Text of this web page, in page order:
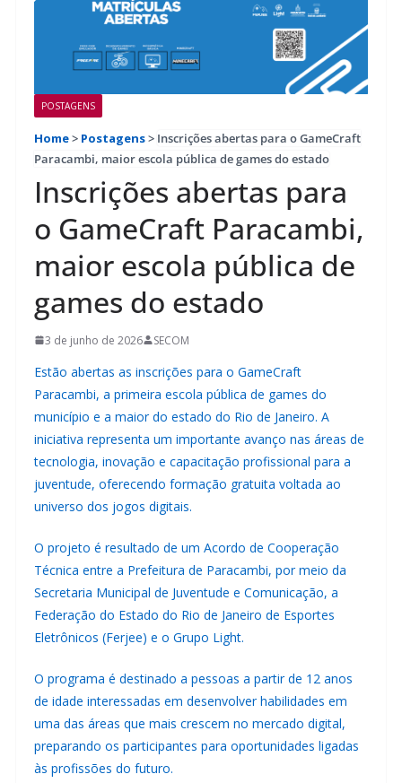
POSTAGENS
Home> Postagens> Inscrições abertas para o GameCraft
Paracambi, maior escola pública de games do estado
Inscrições abertas para
o GameCraft Paracambi,
maior escola pública de
games do estado
3 de junho de 2026 SECOM
Estão abertas as inscrições para o GameCraft
Paracambi, a primeira escola pública de games do
município e a maior do estado do Rio de Janeiro. A
iniciativa representa um importante avanço nas áreas de
tecnologia, inovação e capacitação profissional para a
juventude, oferecendo formação gratuita voltada ao
universo dos jogos digitais.
O projeto é resultado de um Acordo de Cooperação
Técnica entre a Prefeitura de Paracambi, por meio da
Secretaria Municipal de Juventude e Comunicação, a
Federação do Estado do Rio de Janeiro de Esportes
Eletrônicos (Ferjee) e o Grupo Light.
O programa é destinado a pessoas a partir de 12 anos
de idade interessadas em desenvolver habilidades em
uma das áreas que mais crescem no mercado digital,
preparando os participantes para oportunidades ligadas
às profissões do futuro.